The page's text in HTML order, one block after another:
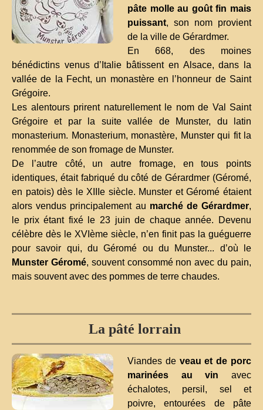
pâte molle au goût fin mais
puissant, son nom provient
de la ville de Gérardmer.
En 668, des moines
bénédictins venus d’Italie bâtissent en Alsace, dans la
vallée de la Fecht, un monastère en l’honneur de Saint
Grégoire.
Les alentours prirent naturellement le nom de Val Saint
Grégoire et par la suite vallée de Munster, du latin
monasterium. Monasterium, monastère, Munster qui fit la
renommée de son fromage de Munster.
De l’autre côté, un autre fromage, en tous points
identiques, était fabriqué du côté de Gérardmer (Géromé,
en patois) dès le XIIIe siècle. Munster et Géromé étaient
alors vendus principalement au marché de Gérardmer,
le prix étant fixé le 23 juin de chaque année. Devenu
célèbre dès le XVIème siècle, n’en finit pas la guéguerre
pour savoir qui, du Géromé ou du Munster... d’où le
Munster Géromé, souvent consommé non avec du pain,
mais souvent avec des pommes de terre chaudes.
La pâté lorrain
Viandes de veau et de porc
marinées au vin avec
échalotes, persil, sel et
poivre, entourées de pâte